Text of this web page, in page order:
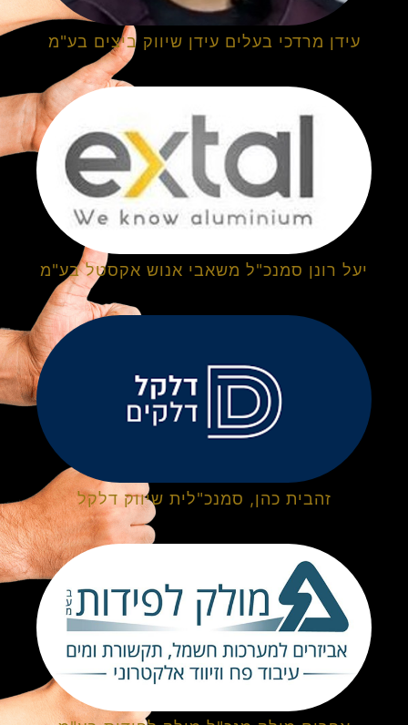
עידן מרדכי בעלים עידן שיווק ביצים בע"מ
יעל רונן סמנכ"ל משאבי אנוש אקסטל בע"מ
זהבית כהן, סמנכ"לית שיווק דלקל